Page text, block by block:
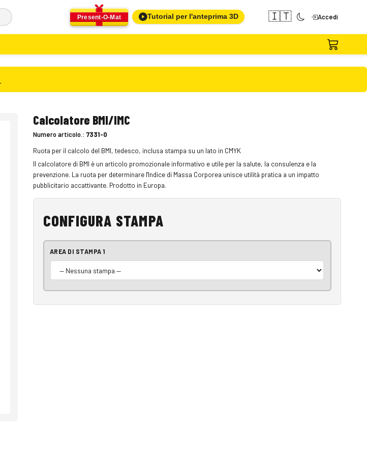
Present-O-Mat Tutorial per l'anteprima 3D 🇮🇹 Accedi
Calcolatore BMI/IMC
Numero articolo.: 7331-0
Ruota per il calcolo del BMI, tedesco, inclusa stampa su un lato in CMYK
Il calcolatore di BMI è un articolo promozionale informativo e utile per la salute, la consulenza e la
prevenzione. La ruota per determinare l'Indice di Massa Corporea unisce utilità pratica a un impatto
pubblicitario accattivante. Prodotto in Europa.
CONFIGURA STAMPA
AREA DI STAMPA 1